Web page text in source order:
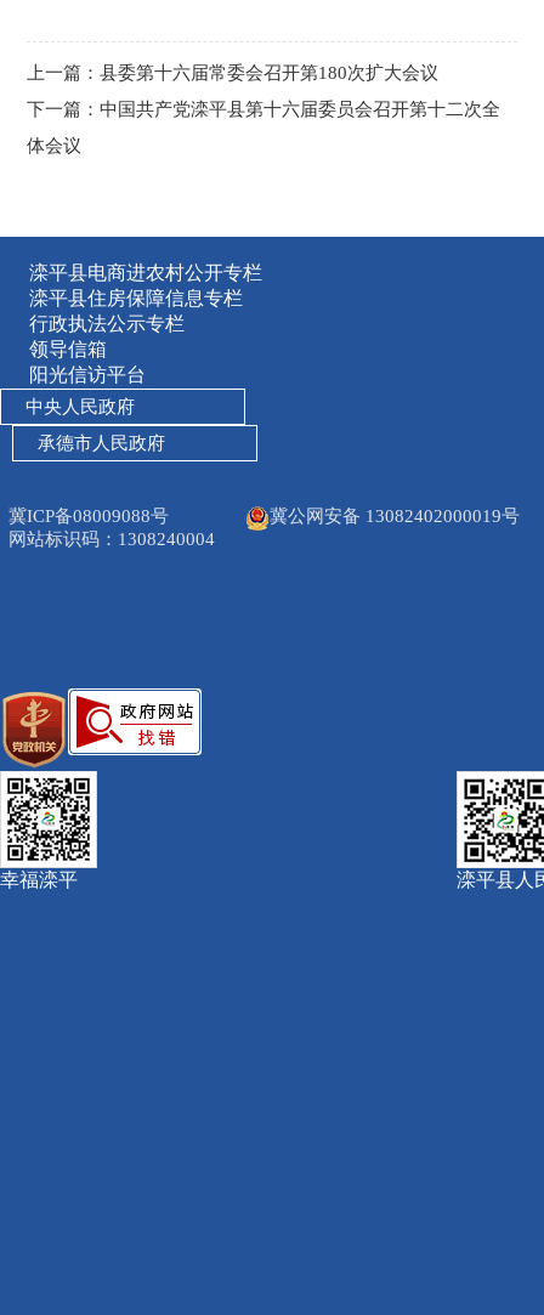
上一篇：县委第十六届常委会召开第180次扩大会议
下一篇：中国共产党滦平县第十六届委员会召开第十二次全
体会议
滦平县电商进农村公开专栏
滦平县住房保障信息专栏
行政执法公示专栏
领导信箱
阳光信访平台
中央人民政府
承德市人民政府
冀ICP备08009088号
网站标识码：1308240004
冀公网安备 13082402000019号
幸福滦平 滦平县人